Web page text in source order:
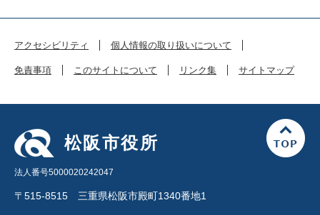
アクセシビリティ 個人情報の取り扱いについて
免責事項 このサイトについて リンク集 サイトマップ
松阪市役所
法人番号5000020242047
〒515-8515 三重県松阪市殿町1340番地1